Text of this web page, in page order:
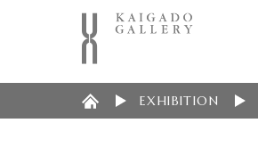
EXHIBITION